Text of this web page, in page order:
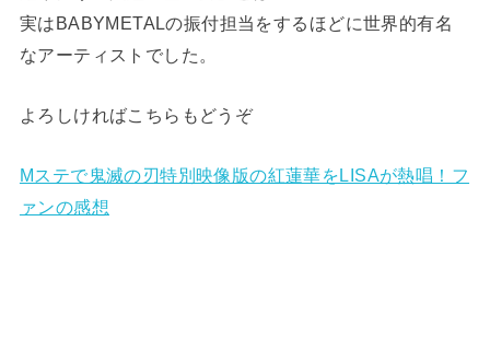
実はBABYMETALの振付担当をするほどに世界的有名
なアーティストでした。
よろしければこちらもどうぞ
Mステで鬼滅の刃特別映像版の紅蓮華をLISAが熱唱！フ
ァンの感想